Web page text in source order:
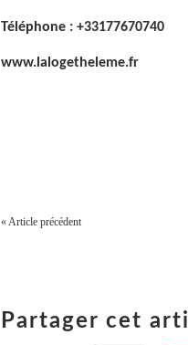
Téléphone : +33177670740
www.lalogetheleme.fr
« Article précédent
Partager cet